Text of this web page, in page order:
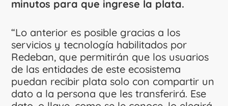
minutos para que ingrese la plata.
“Lo anterior es posible gracias a los
servicios y tecnología habilitados por
Redeban, que permitirán que los usuarios
de las entidades de este ecosistema
puedan recibir plata solo con compartir un
dato a la persona que les transferirá. Ese